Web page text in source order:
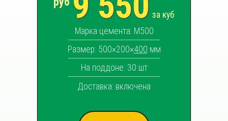
за куб
Марка цемента: М500
Размер: 500×200×400 мм
На поддоне: 30 шт
Доставка: включена